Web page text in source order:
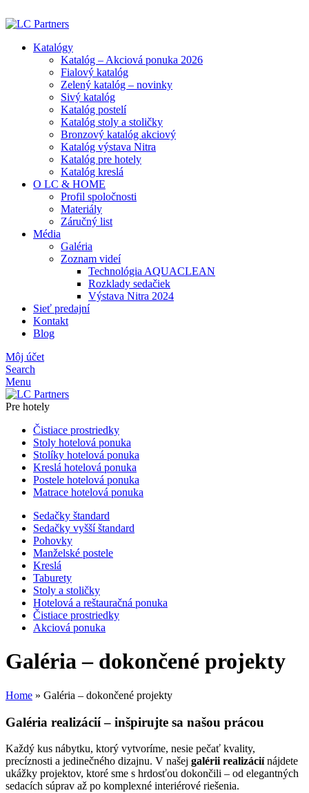
Katalógy
Katalóg – Akciová ponuka 2026
Fialový katalóg
Zelený katalóg – novinky
Sivý katalóg
Katalóg postelí
Katalóg stoly a stoličky
Bronzový katalóg akciový
Katalóg výstava Nitra
Katalóg pre hotely
Katalóg kreslá
O LC & HOME
Profil spoločnosti
Materiály
Záručný list
Média
Galéria
Zoznam videí
Technológia AQUACLEAN
Rozklady sedačiek
Výstava Nitra 2024
Sieť predajní
Kontakt
Blog
Môj účet
Search
Menu
Pre hotely
Čistiace prostriedky
Stoly hotelová ponuka
Stolíky hotelová ponuka
Kreslá hotelová ponuka
Postele hotelová ponuka
Matrace hotelová ponuka
Sedačky štandard
Sedačky vyšší štandard
Pohovky
Manželské postele
Kreslá
Taburety
Stoly a stoličky
Hotelová a reštauračná ponuka
Čistiace prostriedky
Akciová ponuka
Galéria – dokončené projekty
Home » Galéria – dokončené projekty
Galéria realizácií – inšpirujte sa našou prácou
Každý kus nábytku, ktorý vytvoríme, nesie pečať kvality,
precíznosti a jedinečného dizajnu. V našej galérii realizáciínájdete
ukážky projektov, ktoré sme s hrdosťou dokončili – od elegantných
sedacích súprav až po komplexné interiérové riešenia.